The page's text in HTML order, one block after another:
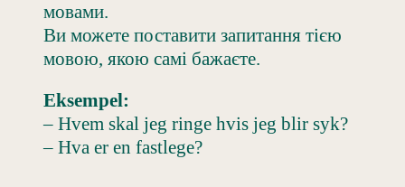
мовами.
Ви можете поставити запитання тією
мовою, якою самі бажаєте.
Eksempel:
– Hvem skal jeg ringe hvis jeg blir syk?
– Hva er en fastlege?